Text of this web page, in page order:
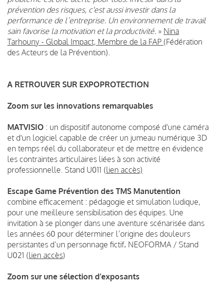
prévention des risques, c'est aussi investir dans la
performance de l’entreprise. Un environnement de travail
sain favorise la motivation et la productivité. » Nina
Tarhouny - Global Impact, Membre de la FAP (Fédération
des Acteurs de la Prévention).
A RETROUVER SUR EXPOPROTECTION
Zoom sur les innovations remarquables
MATVISIO : un dispositif autonome composé d'une caméra
et d'un logiciel capable de créer un jumeau numérique 3D
en temps réel du collaborateur et de mettre en évidence
les contraintes articulaires liées à son activité
professionnelle. Stand U011 (lien accès)
Escape Game Prévention des TMS Manutention
combine efficacement : pédagogie et simulation ludique,
pour une meilleure sensibilisation des équipes. Une
invitation à se plonger dans une aventure scénarisée dans
les années 60 pour déterminer l’origine des douleurs
persistantes d’un personnage fictif. NEOFORMA / Stand
U021 (lien accès)
Zoom sur une sélection d’exposants